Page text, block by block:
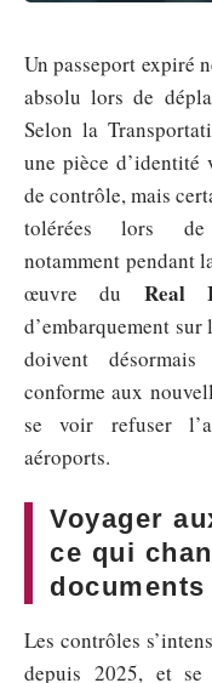
Un passeport expiré
absolu lors de
Selon la
une pièce d’identité
de contrôle, mais
tolérées lors de
notamment pendant
œuvre du Real
d’embarquement
doivent
conforme aux
se voir refuser
aéroports.
Voyager
ce qui
documents
Les contrôles
depuis 2025, et se